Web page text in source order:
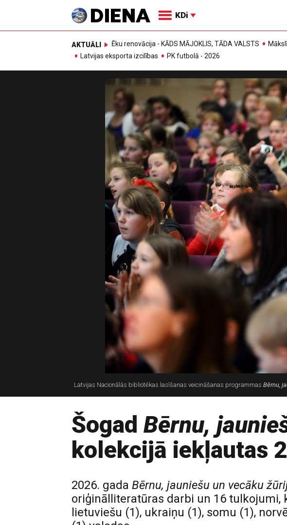
KDi
AKTUĀLI Ēku renovācija - KĀDS MĀJOKLIS, TĀDA VALSTS
Latvijas eksporta izcilības
PK futbolā - 2026
Latvijas Nacionālās bibliotēkas lasīšanas veicināšanas programmas Bērnu,
Šogad Bērnu,
kolekcijā iekļautas
2026. gada Bērnu, jauniešu un vecāku
oriģinālliteratūras darbi un 16 tulkojumi,
lietuviešu (1), ukraiņu (1), somu (1),